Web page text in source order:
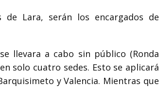
de Lara, serán los encargados de
llevara a cabo sin público (Ronda
solo cuatro sedes. Esto se aplicará
y Valencia. Mientras que